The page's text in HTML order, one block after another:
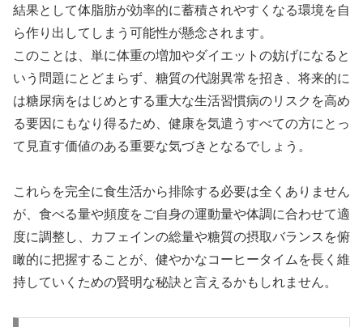
結果として体脂肪が効率的に蓄積されやすくなる環境を自
ら作り出してしまう可能性が懸念されます。
このことは、単に体重の増加やダイエットの妨げになると
いう問題にとどまらず、糖質の代謝異常を招き、将来的に
は糖尿病をはじめとする重大な生活習慣病のリスクを高め
る要因にもなり得るため、健康を気遣うすべての方にとっ
て見直す価値のある重要な気づきとなるでしょう。
これらを完全に食生活から排除する必要は全くありません
が、食べる量や頻度をご自身の運動量や体調に合わせて適
度に調整し、カフェインの総量や糖質の摂取バランスを俯
瞰的に把握することが、健やかなコーヒータイムを長く維
持していくための賢明な秘訣と言えるかもしれません。